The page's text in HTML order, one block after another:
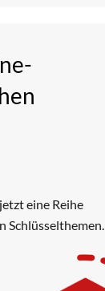
eine Reihe
Schlüsselthemen.